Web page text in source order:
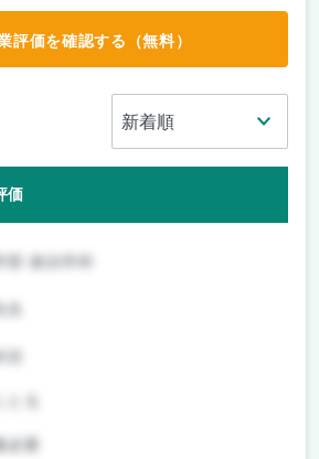
評価を確認する（無料）
価
部 政治学科
必要